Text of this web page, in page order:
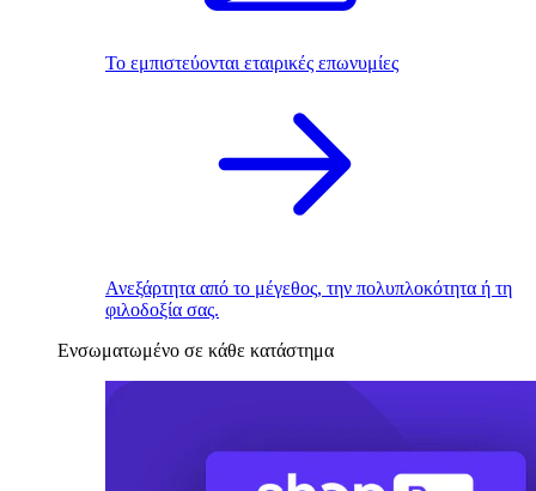
Το εμπιστεύονται εταιρικές επωνυμίες
Ανεξάρτητα από το μέγεθος, την πολυπλοκότητα ή τη
φιλοδοξία σας.
Ενσωματωμένο σε κάθε κατάστημα